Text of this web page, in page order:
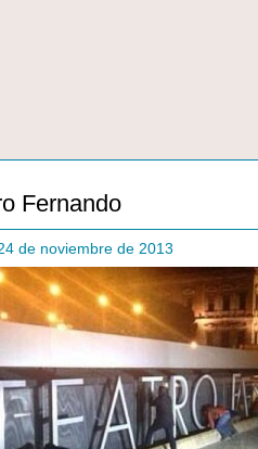
Fernando
de noviembre de 2013